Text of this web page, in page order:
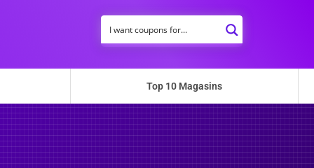
Top 10 Magasins